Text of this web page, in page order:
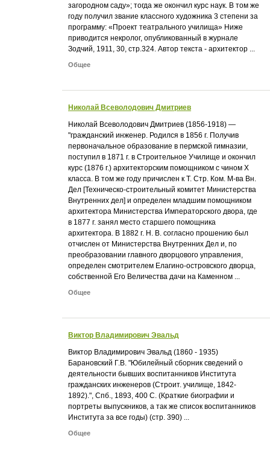
загородном саду»; тогда же окончил курс наук. В том же
году получил звание классного художника 3 степени за
программу: «Проект театрального училища» Ниже
приводится некролог, опубликованный в журнале
Зодчий, 1911, 30, стр.324. Автор текста - архитектор ...
Общее
Николай Всеволодович Дмитриев
Николай Всеволодович Дмитриев (1856-1918) —
"гражданский инженер. Родился в 1856 г. Получив
первоначальное образование в пермской гимназии,
поступил в 1871 г. в Строительное Училище и окончил
курс (1876 г.) архитекторским помощником с чином X
класса. В том же году причислен к Т. Стр. Ком. М-ва Вн.
Дел [Техническо-строительный комитет Министерства
Внутренних дел] и определен младшим помощником
архитектора Министерства Императорского двора, где
в 1877 г. занял место старшего помощника
архитектора. В 1882 г. Н. В. согласно прошению был
отчислен от Министерства Внутренних Дел и, по
преобразовании главного дворцового управления,
определен смотрителем Елагино-островского дворца,
собственной Его Величества дачи на Каменном ...
Общее
Виктор Владимирович Эвальд
Виктор Владимирович Эвальд (1860 - 1935)
Барановский Г.В. "Юбилейный сборник сведений о
деятельности бывших воспитанников Института
гражданских инженеров (Строит. училище, 1842-
1892).", Спб., 1893, 400 С. (Краткие биографии и
портреты выпускников, а так же список воспитанников
Института за все годы) (стр. 390) ...
Общее